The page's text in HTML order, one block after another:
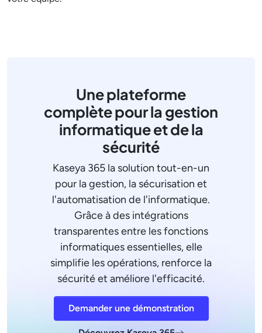
Une plateforme
complète pour la gestion
informatique et de la
sécurité
Kaseya 365 la solution tout-en-un
pour la gestion, la sécurisation et
l'automatisation de l'informatique.
Grâce à des intégrations
transparentes entre les fonctions
informatiques essentielles, elle
simplifie les opérations, renforce la
sécurité et améliore l'efficacité.
Demander une démonstration